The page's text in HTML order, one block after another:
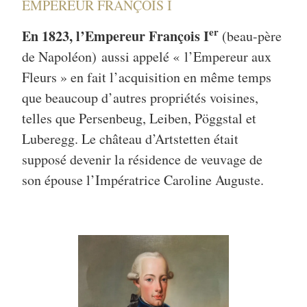
EMPEREUR FRANÇOIS I
En 1823, l’Empereur François Ier (beau-père
de Napoléon) aussi appelé « l’Empereur aux
Fleurs » en fait l’acquisition en même temps
que beaucoup d’autres propriétés voisines,
telles que Persenbeug, Leiben, Pöggstal et
Luberegg. Le château d’Artstetten était
supposé devenir la résidence de veuvage de
son épouse l’Impératrice Caroline Auguste.